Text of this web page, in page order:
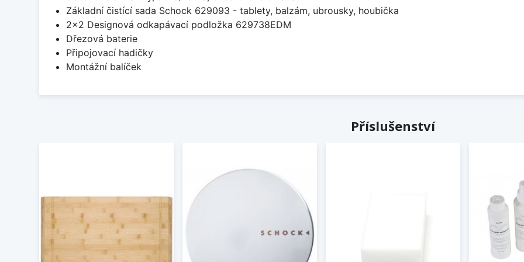
Základní čistící sada Schock 629093 - tablety, balzám, ubrousky, houbička
2x2 Designová odkapávací podložka 629738EDM
Dřezová baterie
Připojovací hadičky
Montážní balíček
Příslušenství